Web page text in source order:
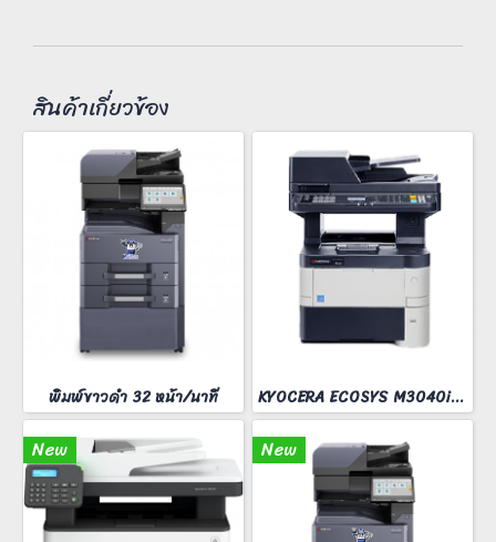
สินค้าเกี่ยวข้อง
พิมพ์ขาวดำ 32 หน้า/นาที KYOCERA ECOSYS M3040idn
New New